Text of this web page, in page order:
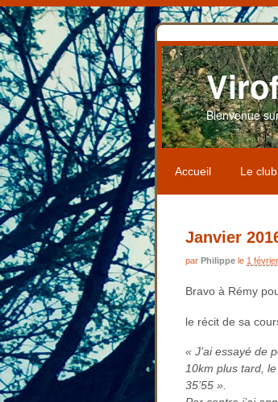
Bienvenue
Accueil Le
Janvier
par Philippe le 1
Bravo à Rémy
le récit de sa
« J’ai essayé de
10km plus tard,
35’55 ».